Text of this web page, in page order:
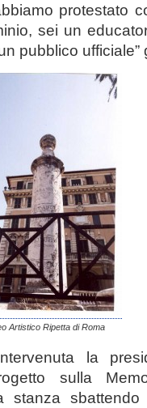
protestato
sei un
pubblico ufficiale”
Artistico Ripetta di Roma
la
sulla
stanza